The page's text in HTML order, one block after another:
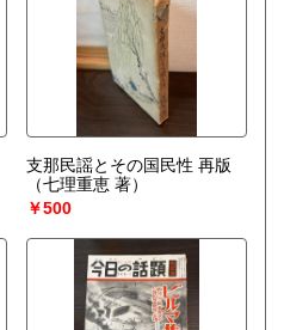
支那民謡とその国民性 再版
（七理重恵 著）
￥500